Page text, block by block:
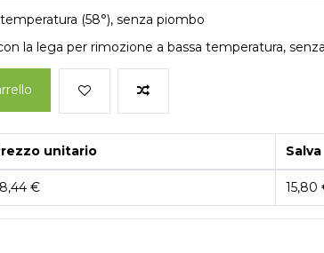
(58°), senza piombo
la lega per rimozione a bassa temperatura,
unitario Salva
€ 15,80